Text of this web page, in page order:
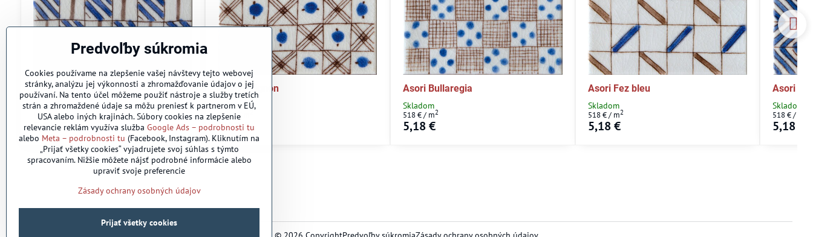
Asori Sabra
Skladom
5,18 €
518 € / m2
Asori Avignon
Skladom
5,18 €
518 €/ m
Asori Bullaregia
Skladom
5,18 €
518 €/ m2
Asori Fez bleu
Skladom
5,18 €
518 €/ m2
Asori
Skladom
5,18 €
518 €/ m
Predvoľby súkromia
Cookies používame na zlepšenie vašej návštevy tejto webovej
stránky, analýzu jej výkonnosti a zhromažďovanie údajov o jej
používaní. Na tento účel môžeme použiť nástroje a služby tretích
strán a zhromaždené údaje sa môžu preniesť k partnerom v EÚ,
USA alebo iných krajinách. Súbory cookies na zlepšenie
relevancie reklám využíva služba Google Ads – podrobnosti tu
alebo Meta – podrobnosti tu (Facebook, Instagram). Kliknutím na
„Prijať všetky cookies“ vyjadrujete svoj súhlas s týmto
spracovaním. Nižšie môžete nájsť podrobné informácie alebo
upraviť svoje preferencie
Zásady ochrany osobných údajov
Prijať všetky cookies